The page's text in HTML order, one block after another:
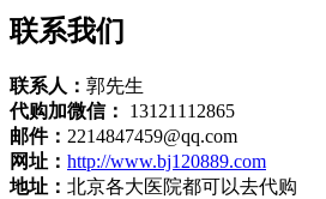
联系我们
联系人： 郭先生
代购加微信：
13121112865
邮件： 2214847459@qq.com
网址： http://www.bj120889.com
地址： 北京各大医院都可以去代购